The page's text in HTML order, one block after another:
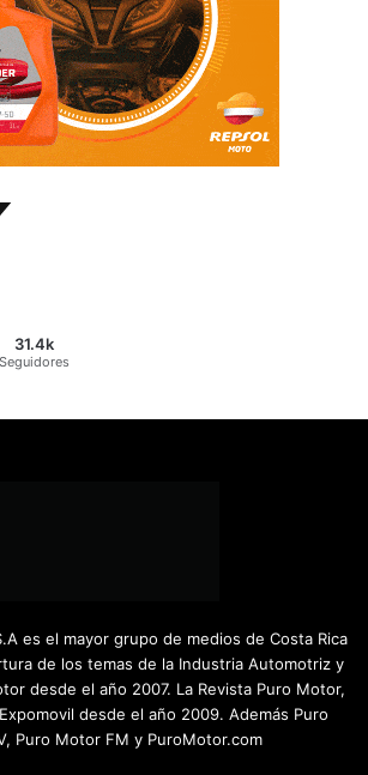
31.4k
Seguidores
es el mayor grupo de medios de Costa Rica
de los temas de la Industria Automotriz y
desde el año 2007. La Revista Puro Motor,
desde el año 2009. Además Puro
Puro Motor FM y PuroMotor.com